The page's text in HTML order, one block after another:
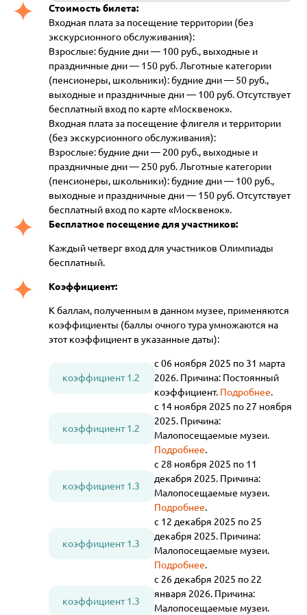
Стоимость билета:
Входная плата за посещение территории (без
экскурсионного обслуживания):
Взрослые: будние дни — 100 руб., выходные и
праздничные дни — 150 руб. Льготные категории
(пенсионеры, школьники): будние дни — 50 руб.,
выходные и праздничные дни — 100 руб. Отсутствует
бесплатный вход по карте «Москвенок».
Входная плата за посещение флигеля и территории
(без экскурсионного обслуживания):
Взрослые: будние дни — 200 руб., выходные и
праздничные дни — 250 руб. Льготные категории
(пенсионеры, школьники): будние дни — 100 руб.,
выходные и праздничные дни — 150 руб. Отсутствует
бесплатный вход по карте «Москвенок».
Бесплатное посещение для участников:
Каждый четверг вход для участников Олимпиады
бесплатный.
Коэффициент:
К баллам, полученным в данном музее, применяются
коэффициенты (баллы очного тура умножаются на
этот коэффициент в указанные даты):
коэффициент 1.2
с 06 ноября 2025 по 31 марта
2026. Причина: Постоянный
коэффициент. Подробнее.
коэффициент 1.2
с 14 ноября 2025 по 27 ноября
2025. Причина:
Малопосещаемые музеи.
Подробнее.
коэффициент 1.3
с 28 ноября 2025 по 11
декабря 2025. Причина:
Малопосещаемые музеи.
Подробнее.
коэффициент 1.3
с 12 декабря 2025 по 25
декабря 2025. Причина:
Малопосещаемые музеи.
Подробнее.
коэффициент 1.3
с 26 декабря 2025 по 22
января 2026. Причина:
Малопосещаемые музеи.